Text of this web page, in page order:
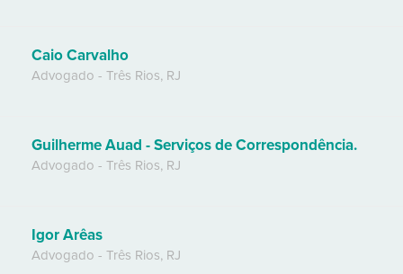
Caio Carvalho
Advogado - Três Rios, RJ
Guilherme Auad - Serviços de Correspondência.
Advogado - Três Rios, RJ
Igor Arêas
Advogado - Três Rios, RJ